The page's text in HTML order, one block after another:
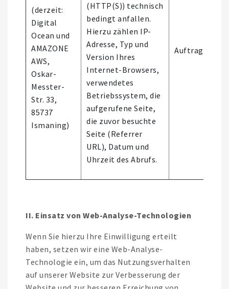
(derzeit:
Digital
Ocean und
AMAZONE
AWS,
Oskar-
Messter-
Str. 33,
85737
Ismaning)
(HTTP(S)) technisch
bedingt anfallen.
Hierzu zählen IP-
Adresse, Typ und
Version Ihres
Internet-Browsers,
verwendetes
Betriebssystem, die
aufgerufene Seite,
die zuvor besuchte
Seite (Referrer
URL), Datum und
Uhrzeit des Abrufs.
II. Einsatz von Web-Analyse-Technologien
Wenn Sie hierzu Ihre Einwilligung erteilt
haben, setzen wir eine Web-Analyse-
Technologie ein, um das Nutzungsverhalten
auf unserer Website zur Verbesserung der